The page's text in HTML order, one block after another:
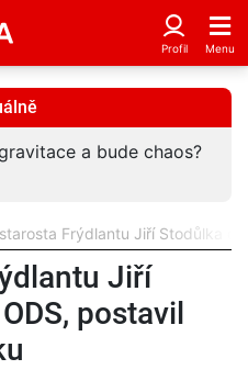
a bude chaos?
Frýdlantu Jiří Stodůlka
Jiří
postavil